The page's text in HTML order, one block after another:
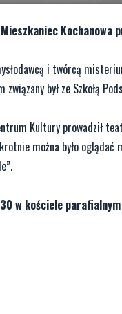
Kochanowa
i twórcą
był ze Szkołą
Kultury prowadził
można było oglądać
w kościele parafialnym